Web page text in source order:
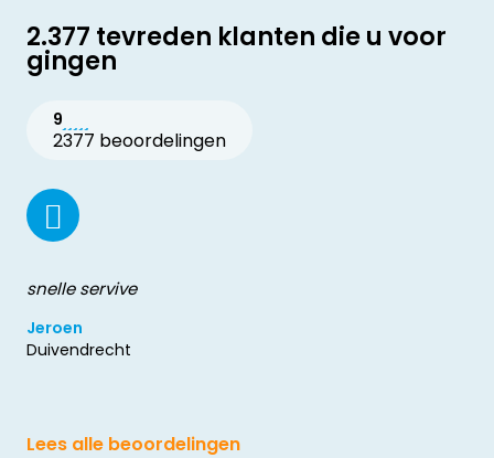
2.377 tevreden klanten die u voor
gingen
9
2377 beoordelingen
snelle servive
Jeroen
Duivendrecht
Lees alle beoordelingen